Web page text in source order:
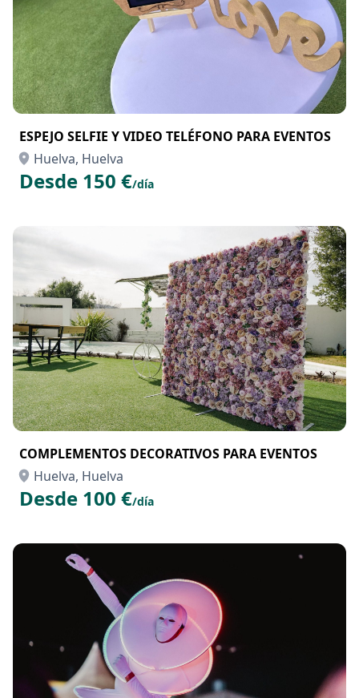
ESPEJO SELFIE Y VIDEO TELÉFONO PARA EVENTOS
Huelva, Huelva
Desde 150 €/día
COMPLEMENTOS DECORATIVOS PARA EVENTOS
Huelva, Huelva
Desde 100 €/día